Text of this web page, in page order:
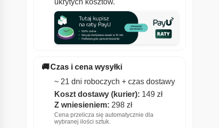
ukrytych kosztów.
🚚Czas i cena wysyłki
~ 21 dni roboczych + czas dostawy
Koszt dostawy (kurier): 149 zł
Z wniesieniem: 298 zł
Cena przelicza się automatycznie dla
wybranej ilości sztuk.